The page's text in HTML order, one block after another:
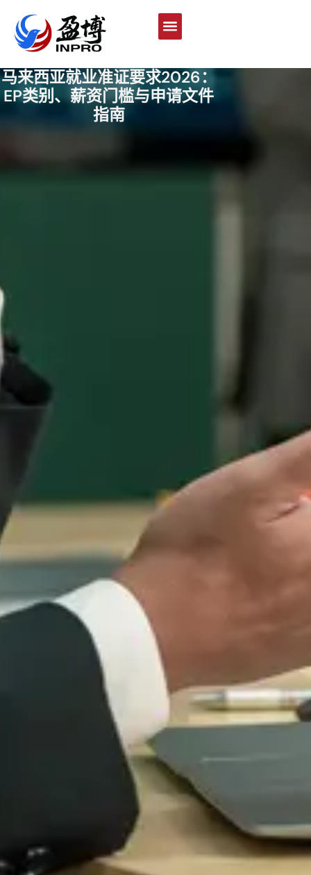
马来西亚就业准证要求2026：
EP类别、薪资门槛与申请文件
指南